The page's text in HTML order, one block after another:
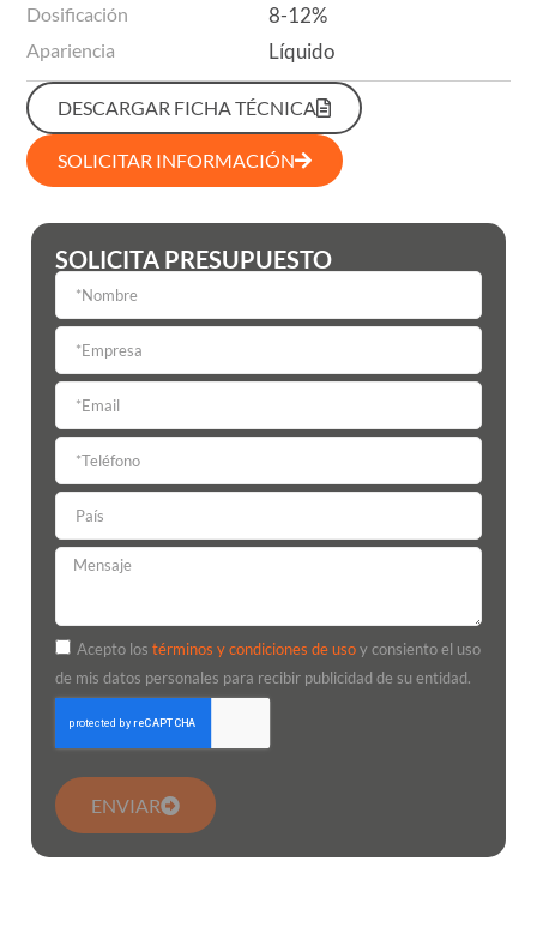
SOLICITA PRESUPUESTO
Acepto los términos y condiciones de usoy consiento el uso
de mis datos personales para recibir publicidad de su entidad.
ENVIAR
Dosificación 8-12%
Apariencia Líquido
DESCARGAR FICHA TÉCNICA
SOLICITAR INFORMACIÓN